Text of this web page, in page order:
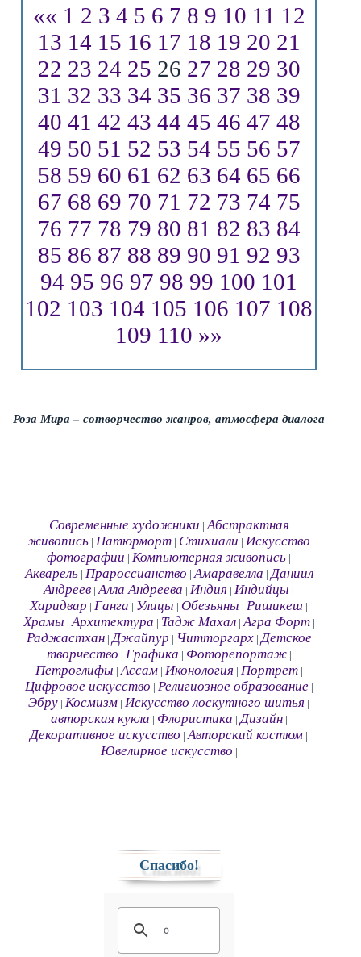
«« 1 2 3 4 5 6 7 8 9 10 11 12
13 14 15 16 17 18 19 20 21
22 23 24 25 26 27 28 29 30
31 32 33 34 35 36 37 38 39
40 41 42 43 44 45 46 47 48
49 50 51 52 53 54 55 56 57
58 59 60 61 62 63 64 65 66
67 68 69 70 71 72 73 74 75
76 77 78 79 80 81 82 83 84
85 86 87 88 89 90 91 92 93
94 95 96 97 98 99 100 101
102 103 104 105 106 107 108
109 110 »»
Роза Мира – сотворчество жанров, атмосфера диалога
Современные художники |Абстрактная
живопись| Натюрморт| Стихиали Искусство
фотографии |Компьютерная живопись
Акварель| Прароссианство |Амаравелла |Даниил
Андреев |Алла Андреева |Индия |Индийцы
Харидвар |Ганга Улицы |Обезьяны |Ришикеш
Храмы |Архитектура Тадж Махал|Агра Форт|
Раджастхан|Джайпур Читторгарх|Детское
творчество Графика Фоторепортаж|
Петроглифы |Ассам| Иконология Портрет|
Цифровое искусство Религиозное образование|
Эбру |Космизм |Искусство лоскутного шитья
авторская кукла Флористика |Дизайн|
Декоративное искусство |Авторский костюм
Ювелирное искусство
Спасибо!